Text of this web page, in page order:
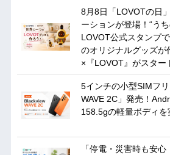
8月8日「LOVOTの日
ーションが登場！“う
LOVOT公式スタンプ
のオリジナルグッズが
×『LOVOT』がスター
5インチの小型SIMフ
WAVE 2C」発売！
158.5gの軽量ボディを
「停電・災害時も安